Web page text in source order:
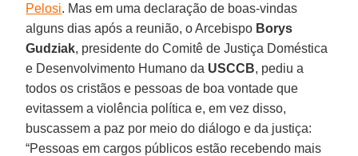
Pelosi. Mas em uma declaração de boas-vindas
alguns dias após a reunião, o Arcebispo Borys
Gudziak, presidente do Comitê de Justiça Doméstica
e Desenvolvimento Humano da USCCB, pediu a
todos os cristãos e pessoas de boa vontade que
evitassem a violência política e, em vez disso,
buscassem a paz por meio do diálogo e da justiça:
“Pessoas em cargos públicos estão recebendo mais